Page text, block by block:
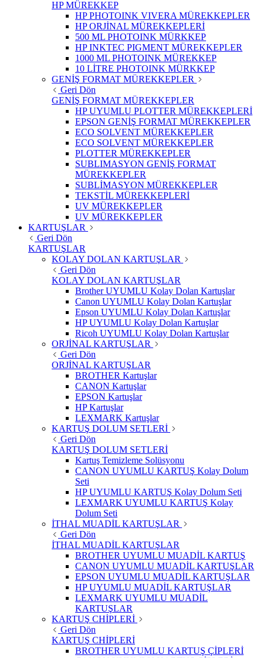
HP MÜREKKEP
HP PHOTOINK VIVERA MÜREKKEPLER
HP ORJİNAL MÜREKKEPLERİ
500 ML PHOTOINK MÜRKKEP
HP INKTEC PIGMENT MÜREKKEPLER
1000 ML PHOTOINK MÜREKKEP
10 LİTRE PHOTOINK MÜRKKEP
GENİŞ FORMAT MÜREKKEPLER
Geri Dön
GENİŞ FORMAT MÜREKKEPLER
HP UYUMLU PLOTTER MÜREKKEPLERİ
EPSON GENİŞ FORMAT MÜREKKEPLER
ECO SOLVENT MÜREKKEPLER
ECO SOLVENT MÜREKKEPLER
PLOTTER MÜREKKEPLER
SUBLIMASYON GENİŞ FORMAT
MÜREKKEPLER
SUBLİMASYON MÜREKKEPLER
TEKSTİL MÜREKKEPLERİ
UV MÜREKKEPLER
UV MÜREKKEPLER
KARTUŞLAR
Geri Dön
KARTUŞLAR
KOLAY DOLAN KARTUŞLAR
Geri Dön
KOLAY DOLAN KARTUŞLAR
Brother UYUMLU Kolay Dolan Kartuşlar
Canon UYUMLU Kolay Dolan Kartuşlar
Epson UYUMLU Kolay Dolan Kartuşlar
HP UYUMLU Kolay Dolan Kartuşlar
Ricoh UYUMLU Kolay Dolan Kartuşlar
ORJİNAL KARTUŞLAR
Geri Dön
ORJİNAL KARTUŞLAR
BROTHER Kartuşlar
CANON Kartuşlar
EPSON Kartuşlar
HP Kartuşlar
LEXMARK Kartuşlar
KARTUŞ DOLUM SETLERİ
Geri Dön
KARTUŞ DOLUM SETLERİ
Kartuş Temizleme Solüsyonu
CANON UYUMLU KARTUŞ Kolay Dolum
Seti
HP UYUMLU KARTUŞ Kolay Dolum Seti
LEXMARK UYUMLU KARTUŞ Kolay
Dolum Seti
İTHAL MUADİL KARTUŞLAR
Geri Dön
İTHAL MUADİL KARTUŞLAR
BROTHER UYUMLU MUADİL KARTUŞ
CANON UYUMLU MUADİL KARTUŞLAR
EPSON UYUMLU MUADİL KARTUŞLAR
HP UYUMLU MUADİL KARTUŞLAR
LEXMARK UYUMLU MUADİL
KARTUŞLAR
KARTUŞ CHİPLERİ
Geri Dön
KARTUŞ CHİPLERİ
BROTHER UYUMLU KARTUŞ ÇİPLERİ